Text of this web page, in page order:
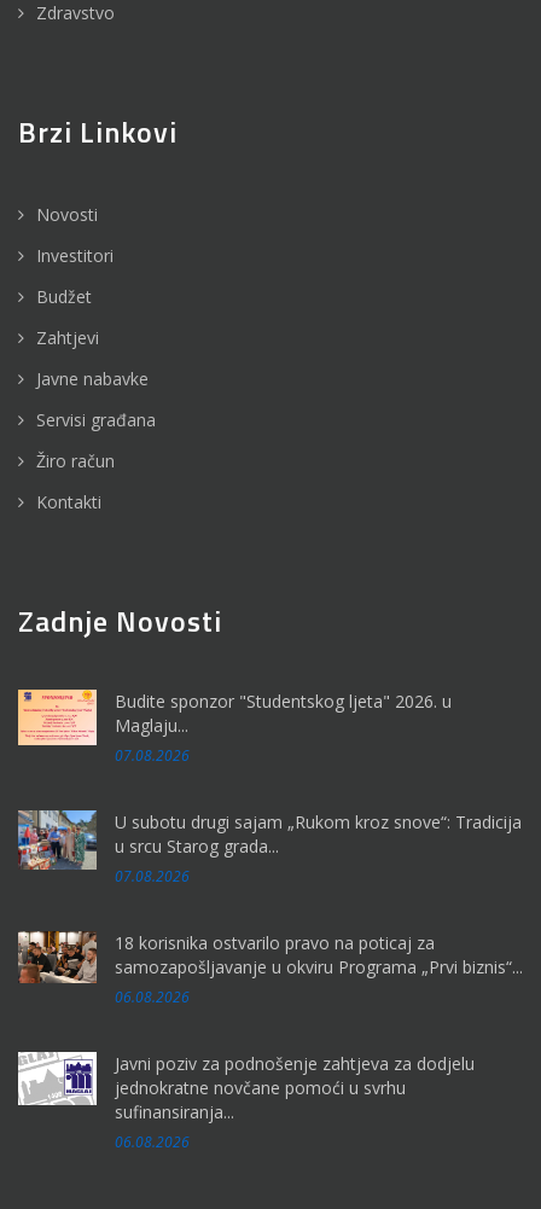
Zdravstvo
Brzi Linkovi
Novosti
Investitori
Budžet
Zahtjevi
Javne nabavke
Servisi građana
Žiro račun
Kontakti
Zadnje Novosti
Budite sponzor "Studentskog ljeta" 2026. u
Maglaju...
07.08.2026
U subotu drugi sajam „Rukom kroz snove“: Tradicija
u srcu Starog grada...
07.08.2026
18 korisnika ostvarilo pravo na poticaj za
samozapošljavanje u okviru Programa „Prvi biznis“...
06.08.2026
Javni poziv za podnošenje zahtjeva za dodjelu
jednokratne novčane pomoći u svrhu
sufinansiranja...
06.08.2026